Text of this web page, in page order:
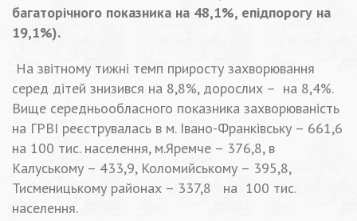
багаторічного показника на 48,1%, епідпорогу на
19,1%).
На звітному тижні темп приросту захворювання
серед дітей знизився на 8,8%, дорослих – на 8,4%.
Вище середньообласного показника захворюваність
на ГРВІ реєструвалась в м. Івано-Франківську – 661,6
на 100 тис. населення, м.Яремче – 376,8, в
Калуському – 433,9, Коломийському – 395,8,
Тисменицькому районах – 337,8 на 100 тис.
населення.